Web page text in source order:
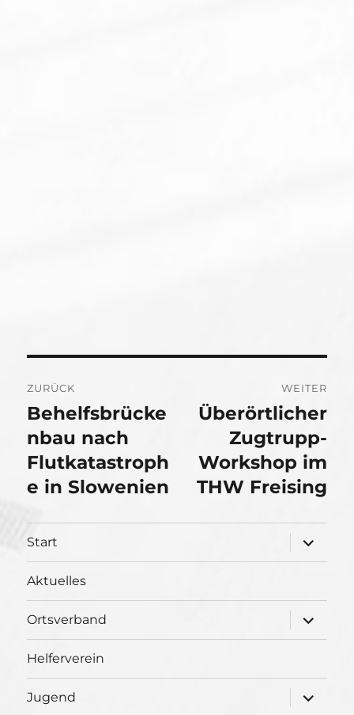
ZURÜCK
Vorheriger
Beitrag:
Behelfsbrücke
nbau nach
Flutkatastroph
e in Slowenien
WEITER
Nächster
Beitrag:
Überörtlicher
Zugtrupp-
Workshop im
THW Freising
Start
öffnen
Aktuelles
Ortsverband
öffnen
Helferverein
Jugend
öffnen